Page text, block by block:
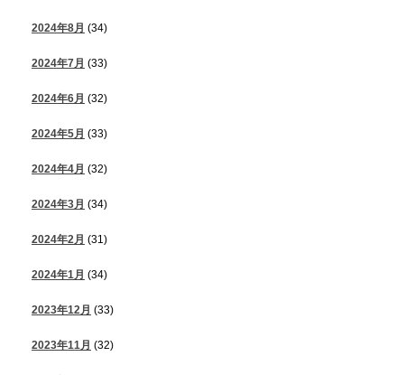
2024年8月 (34)
2024年7月 (33)
2024年6月 (32)
2024年5月 (33)
2024年4月 (32)
2024年3月 (34)
2024年2月 (31)
2024年1月 (34)
2023年12月 (33)
2023年11月 (32)